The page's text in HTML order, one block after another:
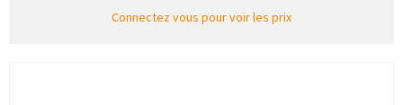
Connectez vous pour voir les prix